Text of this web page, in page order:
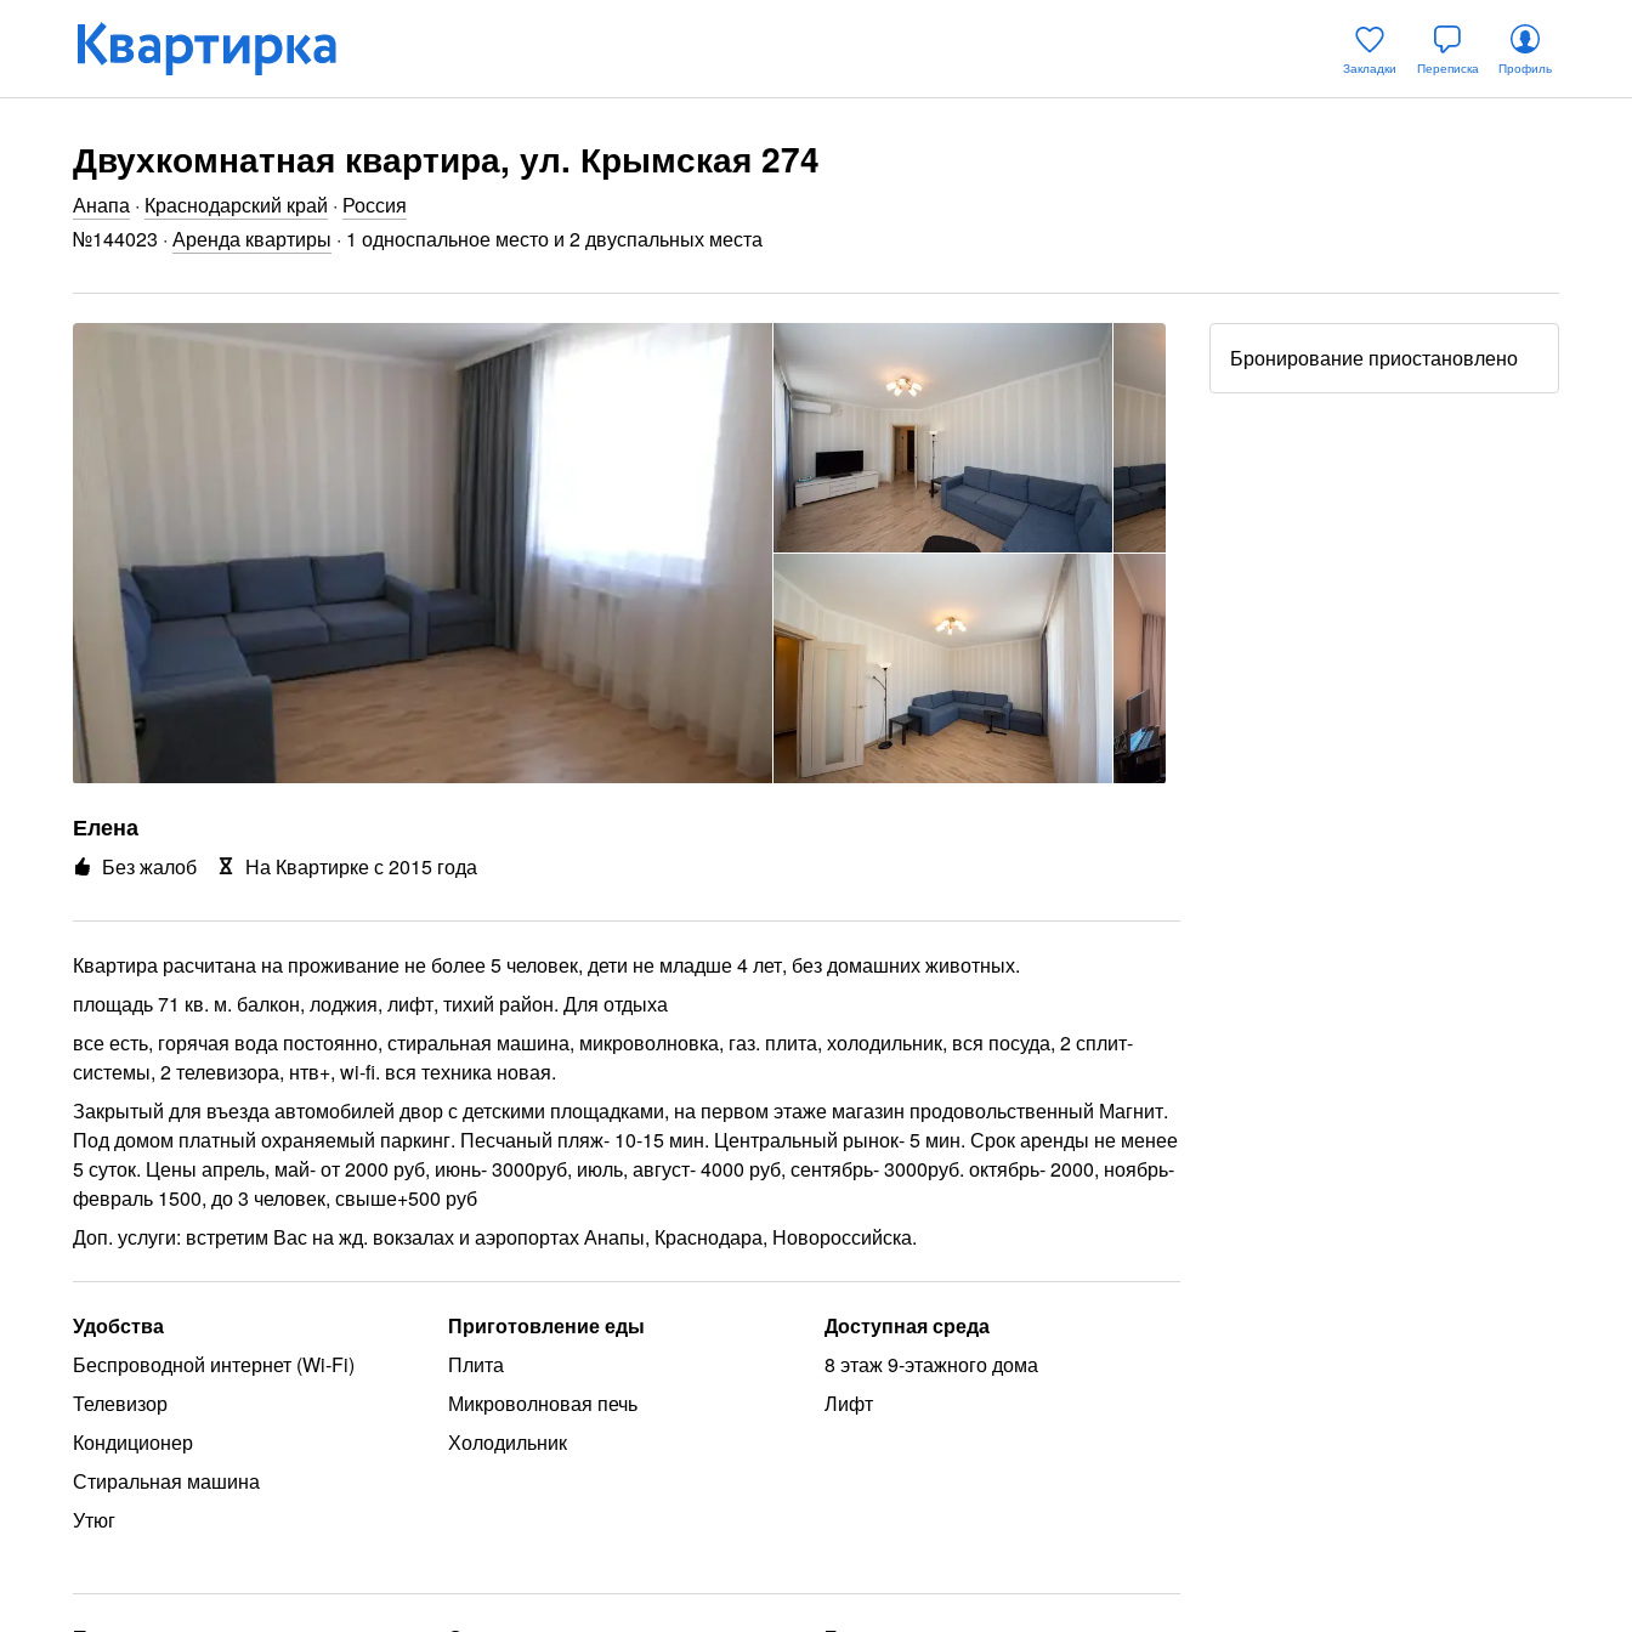
Закладки Переписка Профиль
Двухкомнатная квартира, ул. Крымская 274
Анапа · Краснодарский край · Россия
№144023 · Аренда квартиры · 1 односпальное место и 2 двуспальных места
Бронирование приостановлено
Елена
Без жалоб На Квартирке с 2015 года
Квартира расчитана на проживание не более 5 человек, дети не младше 4 лет, без домашних животных.
площадь 71 кв. м. балкон, лоджия, лифт, тихий район. Для отдыха
все есть, горячая вода постоянно, стиральная машина, микроволновка, газ. плита, холодильник, вся посуда, 2 сплит-
системы, 2 телевизора, нтв+, wi-fi. вся техника новая.
Закрытый для въезда автомобилей двор с детскими площадками, на первом этаже магазин продовольственный Магнит.
Под домом платный охраняемый паркинг. Песчаный пляж- 10-15 мин. Центральный рынок- 5 мин. Срок аренды не менее
5 суток. Цены апрель, май- от 2000 руб, июнь- 3000руб, июль, август- 4000 руб, сентябрь- 3000руб. октябрь- 2000, ноябрь-
февраль 1500, до 3 человек, свыше+500 руб
Доп. услуги: встретим Вас на жд. вокзалах и аэропортах Анапы, Краснодара, Новороссийска.
Удобства
Беспроводной интернет (Wi‑Fi)
Телевизор
Кондиционер
Стиральная машина
Утюг
Приготовление еды
Плита
Микроволновая печь
Холодильник
Доступная среда
8 этаж 9-этажного дома
Лифт